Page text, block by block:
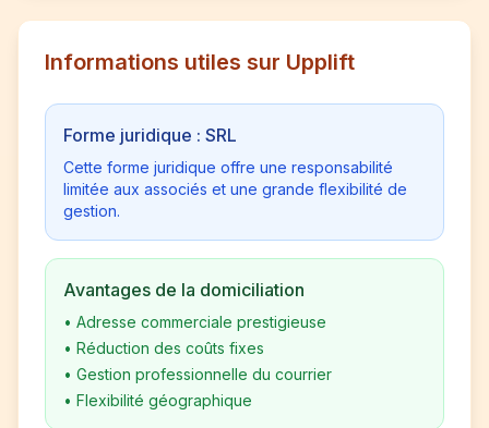
Informations utiles sur Upplift
Forme juridique : SRL
Cette forme juridique offre une responsabilité
limitée aux associés et une grande flexibilité de
gestion.
Avantages de la domiciliation
• Adresse commerciale prestigieuse
• Réduction des coûts fixes
• Gestion professionnelle du courrier
• Flexibilité géographique